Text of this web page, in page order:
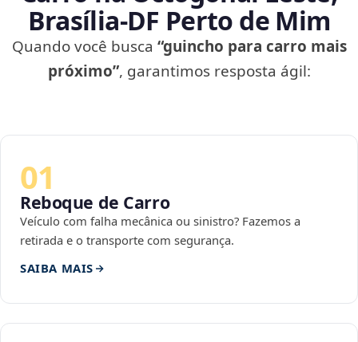
Brasília‑DF Perto de Mim
Quando você busca “guincho para carro mais
próximo”, garantimos resposta ágil:
01
Reboque de Carro
Veículo com falha mecânica ou sinistro? Fazemos a
retirada e o transporte com segurança.
SAIBA MAIS